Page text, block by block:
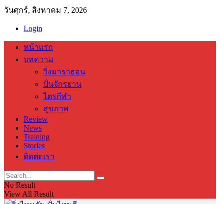
วันศุกร์, สิงหาคม 7, 2026
Login
หน้าแรก
บทความ
วิ่งมาราธอน
ปั่นจักรยาน
ไตรกีฬา
สุขภาพ
Review
News
Training
Stories
ติดต่อเรา
No Result
View All Result